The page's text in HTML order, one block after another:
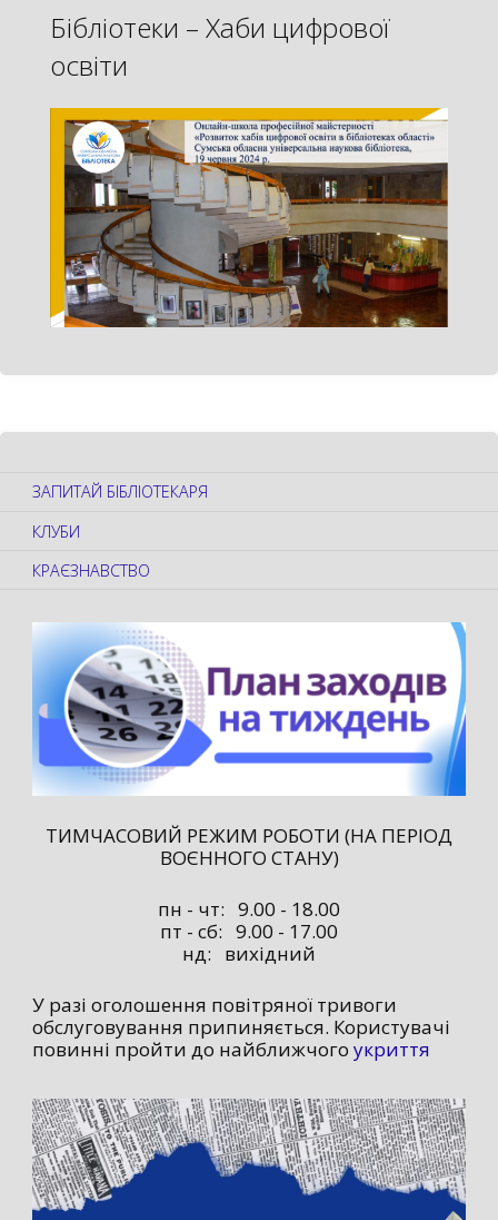
Бібліотеки – Хаби цифрової
освіти
ЗАПИТАЙ БІБЛІОТЕКАРЯ
КЛУБИ
КРАЄЗНАВСТВО
ТИМЧАСОВИЙ РЕЖИМ РОБОТИ (НА ПЕРІОД
ВОЄННОГО СТАНУ)
пн - чт: 9.00 - 18.00
пт - сб: 9.00 - 17.00
нд: вихідний
У разі оголошення повітряної тривоги
обслуговування припиняється. Користувачі
повинні пройти до найближчого укриття